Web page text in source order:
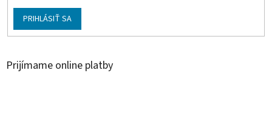
PRIHLÁSIŤ SA
Prijímame online platby